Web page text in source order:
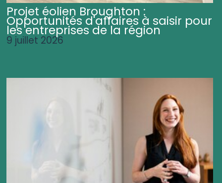
Projet éolien Broughton :
Opportunités d'affaires à saisir pour
les entreprises de la région
9 juillet 2026